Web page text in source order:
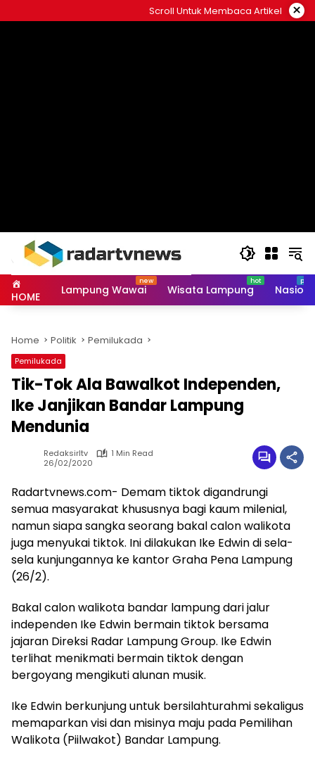
to
Scroll Untuk Membaca Artikel ×
HOME Lampung Wawai Wisata Lampung
Home Politik Pemilukada
Pemilukada
Tik-Tok Ala Bawalkot Independen,
Ike Janjikan Bandar Lampung
Mendunia
Redaksirltv
1 Min Read
26/02/2020
Radartvnews.com- Demam tiktok digandrungi
semua masyarakat khususnya bagi kaum milenial,
namun siapa sangka seorang bakal calon walikota
juga menyukai tiktok. Ini dilakukan Ike Edwin di sela-
sela kunjungannya ke kantor Graha Pena Lampung
(26/2).
Bakal calon walikota bandar lampung dari jalur
independen Ike Edwin bermain tiktok bersama
jajaran Direksi Radar Lampung Group. Ike Edwin
terlihat menikmati bermain tiktok dengan
bergoyang mengikuti alunan musik.
Ike Edwin berkunjung untuk bersilahturahmi sekaligus
memaparkan visi dan misinya maju pada Pemilihan
Walikota (Piilwakot) Bandar Lampung.